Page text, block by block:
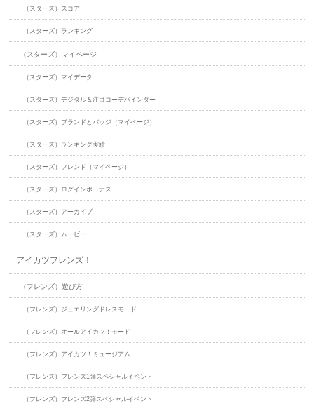
（スターズ）スコア
（スターズ）ランキング
（スターズ）マイページ
（スターズ）マイデータ
（スターズ）デジタル＆注目コーデバインダー
（スターズ）ブランドとバッジ（マイページ）
（スターズ）ランキング実績
（スターズ）フレンド（マイページ）
（スターズ）ログインボーナス
（スターズ）アーカイブ
（スターズ）ムービー
アイカツフレンズ！
（フレンズ）遊び方
（フレンズ）ジュエリングドレスモード
（フレンズ）オールアイカツ！モード
（フレンズ）アイカツ！ミュージアム
（フレンズ）フレンズ1弾スペシャルイベント
（フレンズ）フレンズ2弾スペシャルイベント